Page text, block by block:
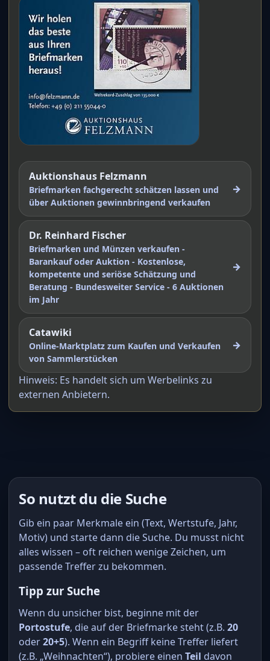
Auktionshaus Felzmann
Briefmarken fachgerecht schätzen lassen und
über Auktionen gewinnbringend verkaufen
→
Dr. Reinhard Fischer
Briefmarken und Münzen verkaufen -
Barankauf oder Auktion - Kostenlose,
kompetente und seriöse Schätzung und
Beratung - Bundesweiter Service - 6 Auktionen
im Jahr
→
Catawiki
Online-Marktplatz zum Kaufen und Verkaufen
von Sammlerstücken
→
Hinweis: Es handelt sich um Werbelinks zu
externen Anbietern.
So nutzt du die Suche
Gib ein paar Merkmale ein (Text, Wertstufe, Jahr,
Motiv) und starte dann die Suche. Du musst nicht
alles wissen – oft reichen wenige Zeichen, um
passende Treffer zu bekommen.
Tipp zur Suche
Wenn du unsicher bist, beginne mit der
Portostufe, die auf der Briefmarke steht (z.B. 20
oder20+5). Wenn ein Begriff keine Treffer liefert
(z.B. „Weihnachten“), probiere einen Teil davon